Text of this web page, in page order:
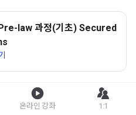
law 과정(기초) Secured
온라인 강좌 1:1